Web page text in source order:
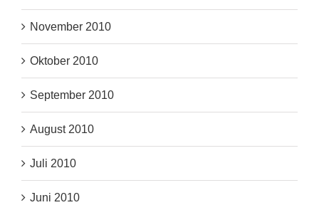
November 2010
Oktober 2010
September 2010
August 2010
Juli 2010
Juni 2010